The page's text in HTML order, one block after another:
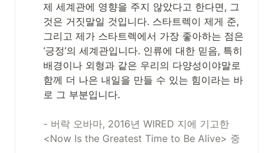
제 세계관에 영향을 주지 않았다고 한다면, 그
것은 거짓말일 것입니다. 스타트렉이 제게 준,
그리고 제가 스타트렉에서 가장 좋아하는 점은
‘긍정’의 세계관입니다. 인류에 대한 믿음, 특히
배경이나 외형과 같은 우리의 다양성이야말로
함께 더 나은 내일을 만들 수 있는 힘이라는 바
로 그 부분입니다.
- 버락 오바마, 2016년 WIRED 지에 기고한
<Now Is the Greatest Time to Be Alive> 중